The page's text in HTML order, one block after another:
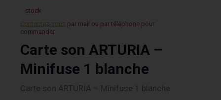
stock
Contactez-nous par mail ou par téléphone pour
commander.
Carte son ARTURIA –
Minifuse 1 blanche
Carte son ARTURIA – Minifuse 1 blanche